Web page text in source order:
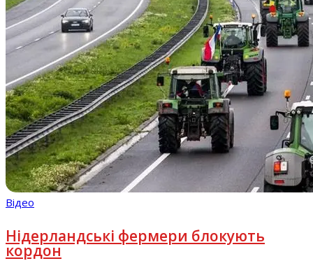
Відео
Нідерландські фермери блокують
кордон